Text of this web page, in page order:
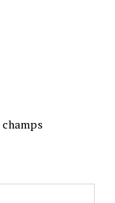
champs